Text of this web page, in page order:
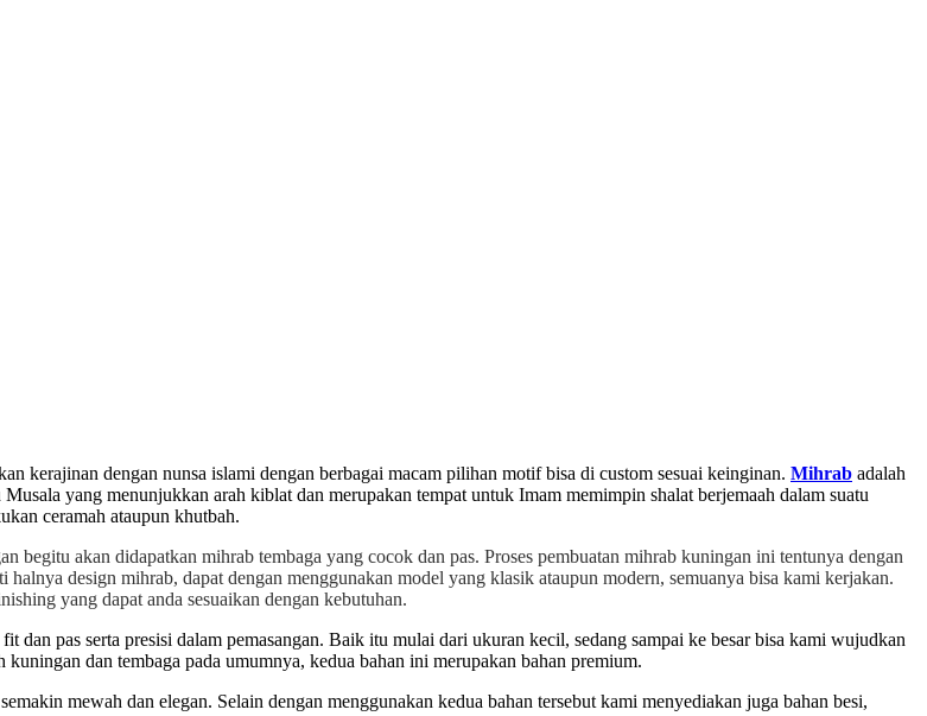
kerajinan dengan nunsa islami dengan berbagai macam pilihan motif bisa di custom sesuai keinginan. Mihrab adalah
yang menunjukkan arah kiblat dan merupakan tempat untuk Imam memimpin shalat berjemaah dalam suatu
ceramah ataupun khutbah.
begitu akan didapatkan mihrab tembaga yang cocok dan pas. Proses pembuatan mihrab kuningan ini tentunya dengan
design mihrab, dapat dengan menggunakan model yang klasik ataupun modern, semuanya bisa kami kerjakan.
yang dapat anda sesuaikan dengan kebutuhan.
pas serta presisi dalam pemasangan. Baik itu mulai dari ukuran kecil, sedang sampai ke besar bisa kami wujudkan
dan tembaga pada umumnya, kedua bahan ini merupakan bahan premium.
mewah dan elegan. Selain dengan menggunakan kedua bahan tersebut kami menyediakan juga bahan besi,